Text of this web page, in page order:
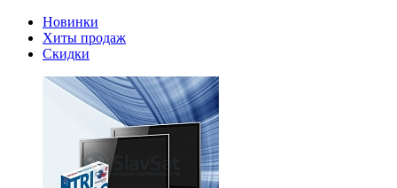
Новинки
Хиты продаж
Скидки